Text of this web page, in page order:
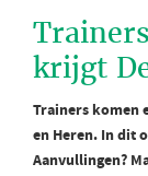
krijgt
Trainers komen
en Heren. In dit
Aanvullingen?